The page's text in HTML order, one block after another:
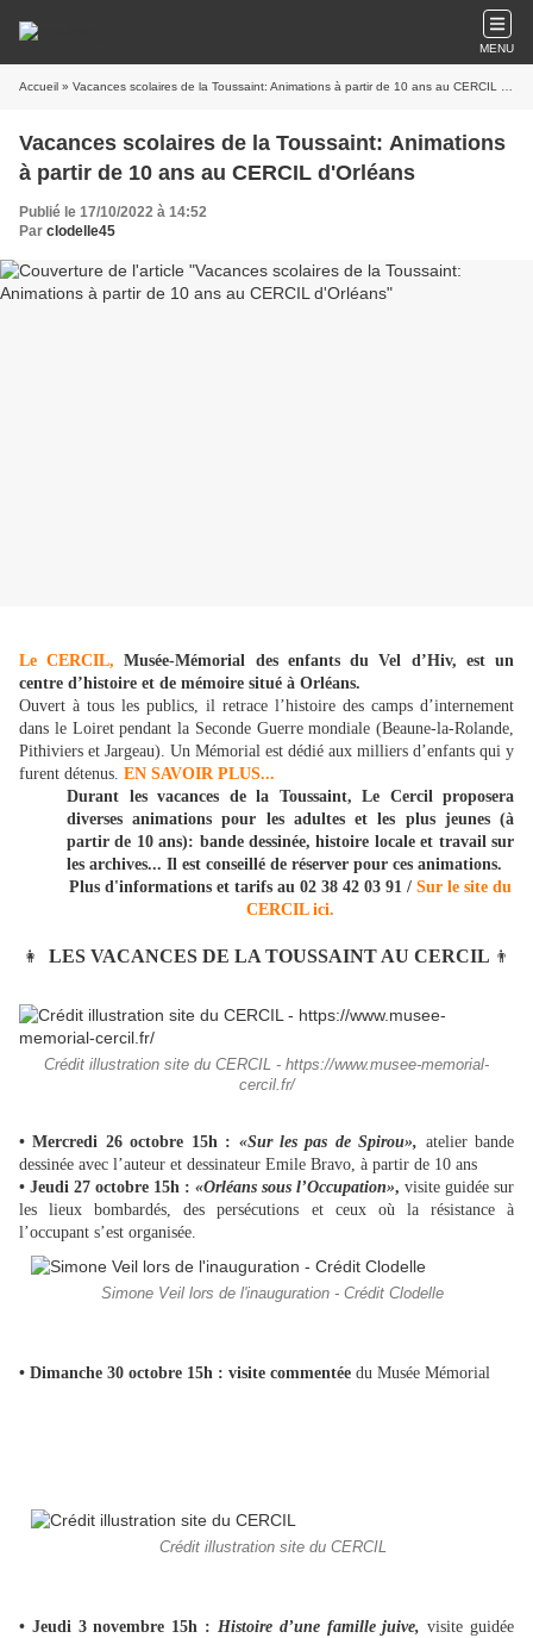
MENU
Accueil » Vacances scolaires de la Toussaint: Animations à partir de 10 ans au CERCIL d'Orléans
Vacances scolaires de la Toussaint: Animations
à partir de 10 ans au CERCIL d'Orléans
Publié le 17/10/2022 à 14:52
Par clodelle45
Le CERCIL, Musée-Mémorial des enfants du Vel d’Hiv, est un
centre d’histoire et de mémoire situé à Orléans.
Ouvert à tous les publics, il retrace l’histoire des camps d’internement
dans le Loiret pendant la Seconde Guerre mondiale (Beaune-la-Rolande,
Pithiviers et Jargeau). Un Mémorial est dédié aux milliers d’enfants qui y
furent détenus. EN SAVOIR PLUS...
Durant les vacances de la Toussaint, Le Cercil proposera
diverses animations pour les adultes et les plus jeunes (à
partir de 10 ans): bande dessinée, histoire locale et travail sur
les archives... Il est conseillé de réserver pour ces animations.
Plus d'informations et tarifs au 02 38 42 03 91 / Sur le site du
CERCIL ici.
👩‍ LES VACANCES DE LA TOUSSAINT AU CERCIL 👨‍
Crédit illustration site du CERCIL - https://www.musee-memorial-
cercil.fr/
• Mercredi 26 octobre 15h : «Sur les pas de Spirou», atelier bande
dessinée avec l’auteur et dessinateur Emile Bravo, à partir de 10 ans
• Jeudi 27 octobre 15h : «Orléans sous l’Occupation», visite guidée sur
les lieux bombardés, des persécutions et ceux où la résistance à
l’occupant s’est organisée.
Simone Veil lors de l'inauguration - Crédit Clodelle
• Dimanche 30 octobre 15h : visite commentée du Musée Mémorial
Crédit illustration site du CERCIL
• Jeudi 3 novembre 15h : Histoire d’une famille juive, visite guidée